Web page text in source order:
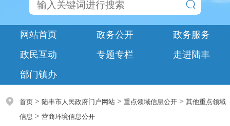
网站首页 政务公开
政务服务
政民互动
专题专栏
走进陆丰
部门镇办
首页> 陆丰市人民政府门户网站> 重点领域信息公开> 其他重点领域
信息 > 营商环境信息公开